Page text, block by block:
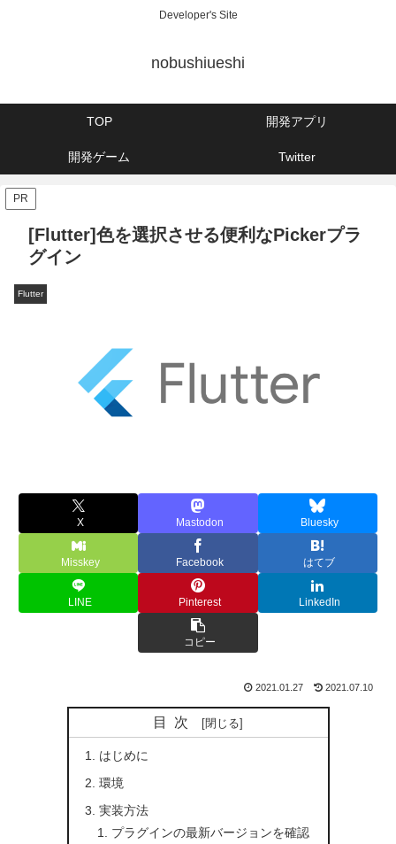
Developer's Site
nobushiueshi
TOP 開発アプリ
開発ゲーム Twitter
PR
[Flutter]色を選択させる便利なPickerプラ
グイン
Flutter
X Mastodon Bluesky
Misskey Facebook はてブ
LINE Pinterest LinkedIn
コピー
2021.01.27 2021.07.10
目次
はじめに
環境
実装方法
プラグインの最新バージョンを確認